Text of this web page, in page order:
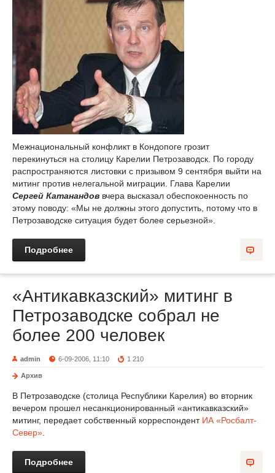
Межнациональный конфликт в Кондопоге грозит
перекинуться на столицу Карелии Петрозаводск. По городу
распространяются листовки с призывом 9 сентября выйти на
митинг против нелегальной миграции. Глава Карелии
Сергей Катанандов вчера высказал обеспокоенность по
этому поводу: «Мы не должны этого допустить, потому что в
Петрозаводске ситуация будет более серьезной».
Подробнее
«Антикавказский» митинг в
Петрозаводске собрал не
более 200 человек
admin 6-09-2006, 11:10 1 210
Архив
В Петрозаводске (столица Республики Карелия) во вторник
вечером прошел несанкционированный «антикавказский»
митинг, передает собственный корреспондент ИА «Росбалт-
Север»
Подробнее